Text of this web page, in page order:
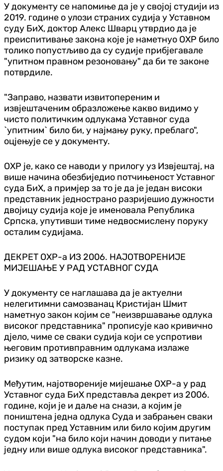
У документу се напомиње да је у својој студији из
2019. године о улози страних судија у Уставном
суду БиХ, доктор Алекс Шварц утврдио да је
преиспитивање закона које је наметнуо ОХР било
толико попустљиво да су судије прибјегавале
"упитном правном резоновању" да би те законе
потврдиле.
"Заправо, назвати извитопереним и
извјештаченим образложење какво видимо у
чисто политичким одлукама Уставног суда
`упитним` било би, у најмању руку, преблаго",
оцјењује се у документу.
ОХР је, како се наводи у прилогу уз Извјештај, на
више начина обезбиједио потчињеност Уставног
суда БиХ, а примјер за то је да је један високи
представник једнострано разријешио дужности
двојицу судија које је именовала Република
Српска, упутивши тиме недвосмислену поруку
осталим судијама.
ДЕКРЕТ ОХР-а ИЗ 2006. НАЈОТВОРЕНИЈЕ
МИЈЕШАЊЕ У РАД УСТАВНОГ СУДА
У документу се наглашава да је актуелни
нелегитимни самозванац Кристијан Шмит
наметнуо закон којим се "неизвршавање одлука
високог представника" прописује као кривично
д‌јело, чиме се сваки судија који се успротиви
његовим противправним одлукама излаже
ризику од затворске казне.
Међутим, најотвореније мијешање ОХР-а у рад
Уставног суда БиХ представља декрет из 2006.
године, који је и даље на снази, а којим је
поништена једна одлука Суда и забрањен сваки
поступак пред Уставним или било којим другим
судом који "на било који начин доводи у питање
једну или више одлука високог представника".